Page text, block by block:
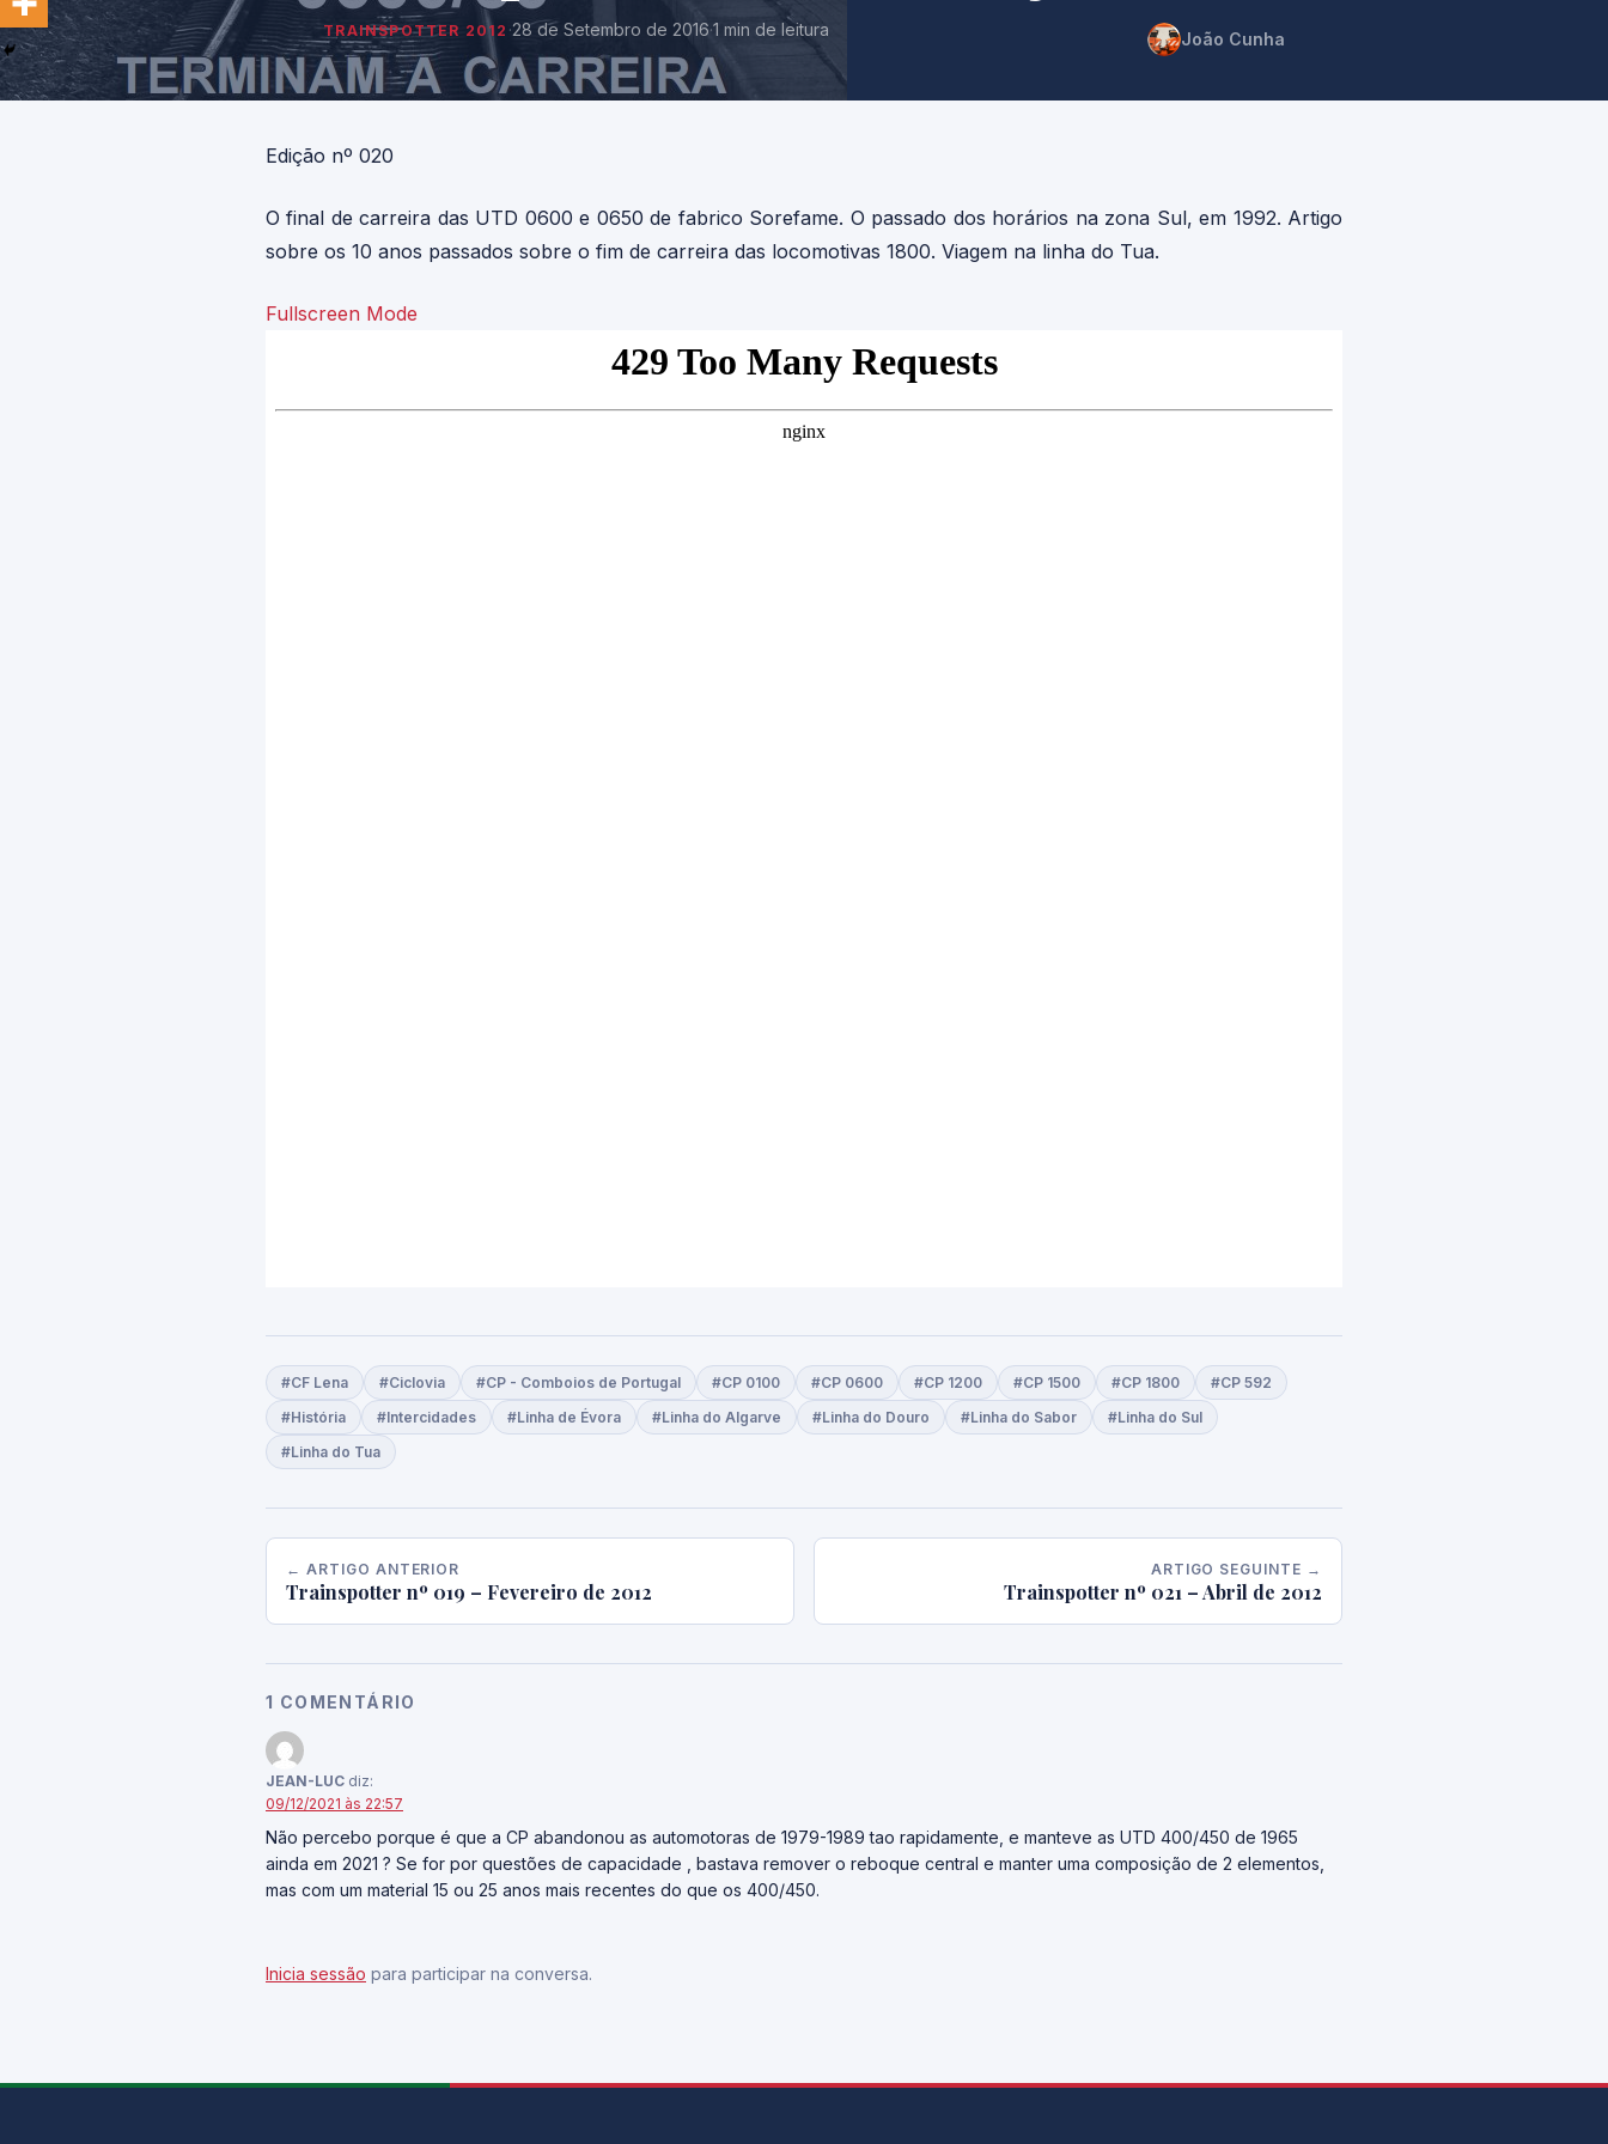
TRAINSPOTTER 2012 ·28 de Setembro de 2016·1 min de leitura João Cunha
Edição nº 020
O final de carreira das UTD 0600 e 0650 de fabrico Sorefame. O passado dos horários na zona Sul, em 1992. Artigo
sobre os 10 anos passados sobre o fim de carreira das locomotivas 1800. Viagem na linha do Tua.
Fullscreen Mode
#CF Lena #Ciclovia #CP - Comboios de Portugal #CP 0100 #CP 0600 #CP 1200 #CP 1500 #CP 1800
#CP 592
#História
#Intercidades #Linha de Évora #Linha do Algarve #Linha do Douro #Linha do Sabor
#Linha do Sul
#Linha do Tua
← ARTIGO ANTERIOR
Trainspotter nº 019 – Fevereiro de 2012
ARTIGO SEGUINTE →
Trainspotter nº 021 – Abril de 2012
1 COMENTÁRIO
JEAN-LUC diz:
09/12/2021 às 22:57
Não percebo porque é que a CP abandonou as automotoras de 1979-1989 tao rapidamente, e manteve as UTD 400/450 de 1965
ainda em 2021 ? Se for por questões de capacidade , bastava remover o reboque central e manter uma composição de 2 elementos,
mas com um material 15 ou 25 anos mais recentes do que os 400/450.
Inicia sessão para participar na conversa.